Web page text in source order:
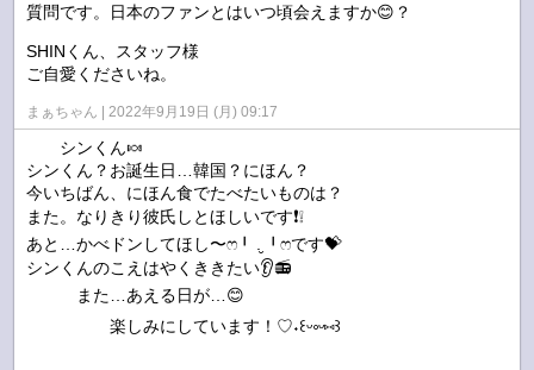
質問です。日本のファンとはいつ頃会えますか😊？
SHINくん、スタッフ様
ご自愛くださいね。
まぁちゃん 2022年9月19日 (月) 09:17
シンくん🍬
シンくん？お誕生日…韓国？にほん？
今いちばん、にほん食でたべたいものは？
また。なりきり彼氏しとほしいです❗❕
あと…かべドンしてほし〜ෆ⁠╹⁠ ⁠.̮⁠ ⁠╹⁠ෆです💝
シンくんのこえはやくききたい👂📻
また…あえる日が…😊
楽しみにしています！♡⁠˖⁠꒰⁠ᵕ⁠༚⁠ᵕ⁠⑅⁠꒱